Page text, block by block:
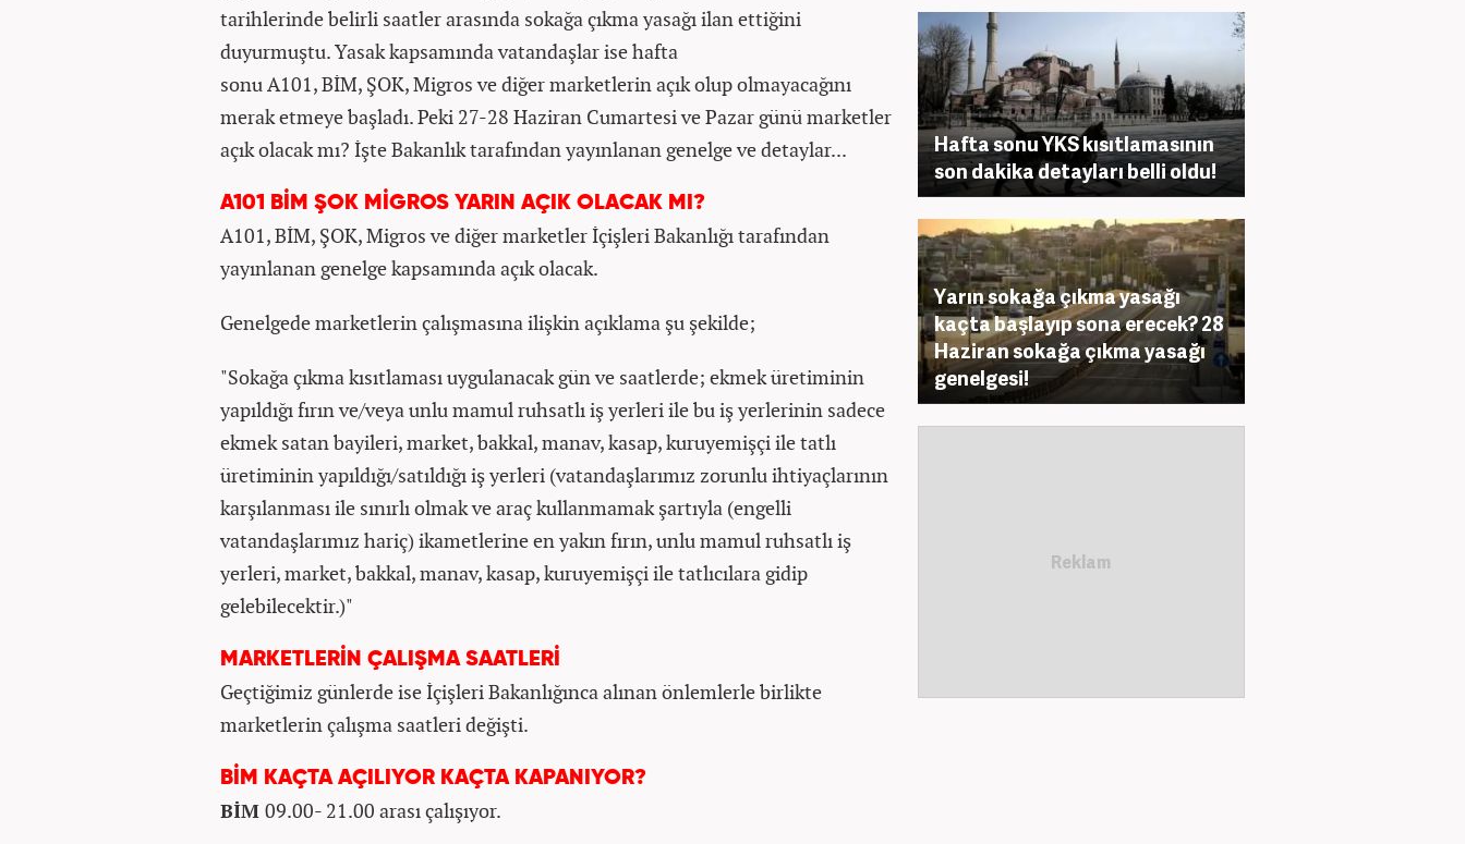
tarihlerinde belirli saatler arasında sokağa çıkma yasağı ilan ettiğini
duyurmuştu. Yasak kapsamında vatandaşlar ise hafta
sonu A101, BİM, ŞOK, Migros ve diğer marketlerin açık olup olmayacağını
merak etmeye başladı. Peki 27-28 Haziran Cumartesi ve Pazar günü marketler
açık olacak mı? İşte Bakanlık tarafından yayınlanan genelge ve detaylar...
A101 BİM ŞOK MİGROS YARIN AÇIK OLACAK MI?
A101, BİM, ŞOK, Migros ve diğer marketler İçişleri Bakanlığı tarafından
yayınlanan genelge kapsamında açık olacak.
Genelgede marketlerin çalışmasına ilişkin açıklama şu şekilde;
"Sokağa çıkma kısıtlaması uygulanacak gün ve saatlerde; ekmek üretiminin
yapıldığı fırın ve/veya unlu mamul ruhsatlı iş yerleri ile bu iş yerlerinin sadece
ekmek satan bayileri, market, bakkal, manav, kasap, kuruyemişçi ile tatlı
üretiminin yapıldığı/satıldığı iş yerleri (vatandaşlarımız zorunlu ihtiyaçlarının
karşılanması ile sınırlı olmak ve araç kullanmamak şartıyla (engelli
vatandaşlarımız hariç) ikametlerine en yakın fırın, unlu mamul ruhsatlı iş
yerleri, market, bakkal, manav, kasap, kuruyemişçi ile tatlıcılara gidip
gelebilecektir.)"
MARKETLERİN ÇALIŞMA SAATLERİ
Geçtiğimiz günlerde ise İçişleri Bakanlığınca alınan önlemlerle birlikte
marketlerin çalışma saatleri değişti.
BİM KAÇTA AÇILIYOR KAÇTA KAPANIYOR?
BİM 09.00- 21.00 arası çalışıyor.
Hafta sonu YKS kısıtlamasının
son dakika detayları belli oldu!
Yarın sokağa çıkma yasağı
kaçta başlayıp sona erecek? 28
Haziran sokağa çıkma yasağı
genelgesi!